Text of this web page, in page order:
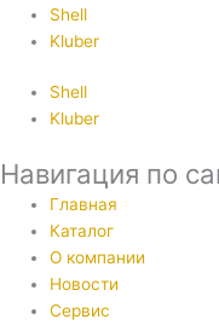
Shell
Kluber
Shell
Kluber
Навигация по
Главная
Каталог
О компании
Новости
Сервис